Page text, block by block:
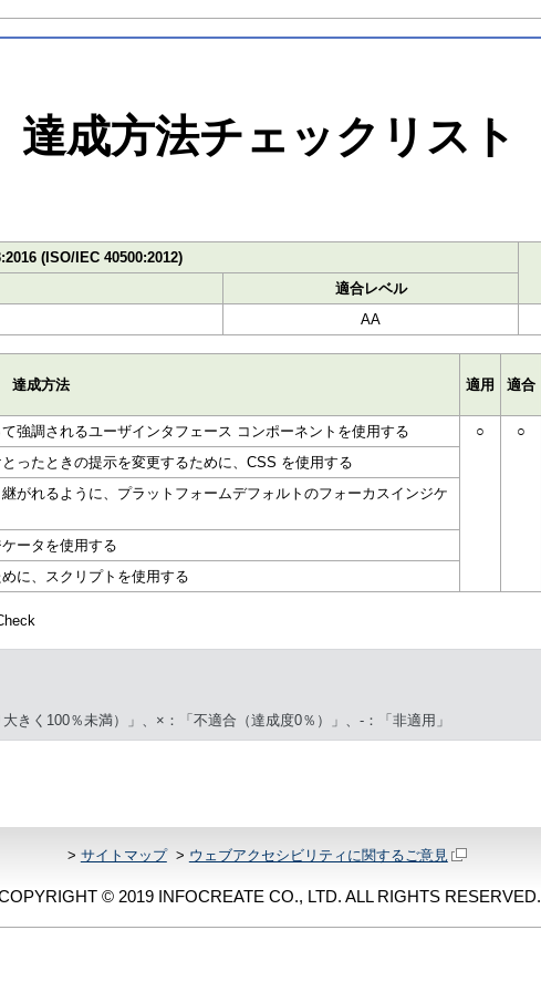
達成方法チェックリスト
(ISO/IEC 40500:2012)
適合レベル
AA
達成方法 適用 適合
強調されるユーザインタフェース コンポーネントを使用する ○ ○
ったときの提示を変更するために、CSS を使用する
がれるように、プラットフォームデフォルトのフォーカスインジケ
ータを使用する
に、スクリプトを使用する
く100％未満）」、×：「不適合（達成度0％）」、-：「非適用」
> サイトマップ> ウェブアクセシビリティに関するご意見
© 2019 INFOCREATE CO., LTD. ALL RIGHTS RESERVED.